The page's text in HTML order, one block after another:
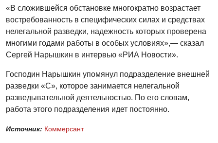
«В сложившейся обстановке многократно возрастает
востребованность в специфических силах и средствах
нелегальной разведки, надежность которых проверена
многими годами работы в особых условиях»,— сказал
Сергей Нарышкин в интервью «РИА Новости».
Господин Нарышкин упомянул подразделение внешней
разведки «С», которое занимается нелегальной
разведывательной деятельностью. По его словам,
работа этого подразделения идет постоянно.
Источник: Коммерсант